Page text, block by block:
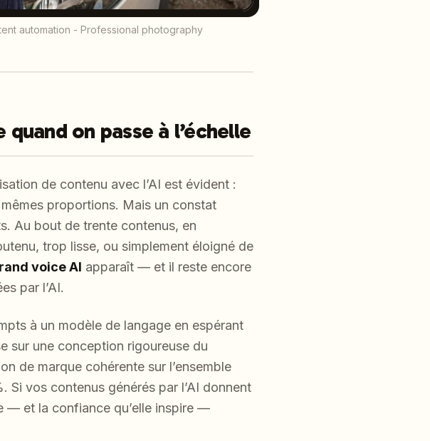
automation - Professional photography
on passe à l’échelle
de contenu avec l’AI est évident :
proportions. Mais un constat
Au bout de trente contenus, en
trop lisse, ou simplement éloigné de
voice AI apparaît — et il reste encore
par l’AI.
à un modèle de langage en espérant
sur une conception rigoureuse du
de marque cohérente sur l’ensemble
Si vos contenus générés par l’AI donnent
— et la confiance qu’elle inspire —